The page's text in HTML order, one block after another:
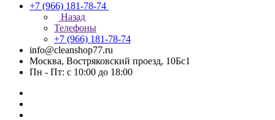
+7 (966) 181-78-74
Назад
Телефоны
+7 (966) 181-78-74
info@cleanshop77.ru
Москва, Востряковский проезд, 10Бс1
Пн - Пт: с 10:00 до 18:00